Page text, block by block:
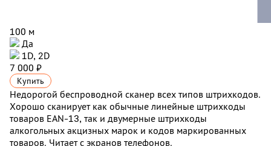
100 м
Да
1D, 2D
7 000 ₽
Купить
Недорогой беспроводной сканер всех типов штрихкодов.
Хорошо сканирует как обычные линейные штрихкоды
товаров EAN-13, так и двумерные штрихкоды
алкогольных акцизных марок и кодов маркированных
товаров. Читает с экранов телефонов.